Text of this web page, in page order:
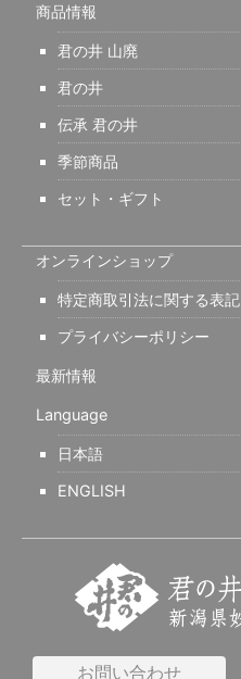
商品情報
君の井 山廃
君の井
伝承 君の井
季節商品
セット・ギフト
オンラインショップ
特定商取引法に関する表記
プライバシーポリシー
最新情報
Language
日本語
ENGLISH
お問い合わせ